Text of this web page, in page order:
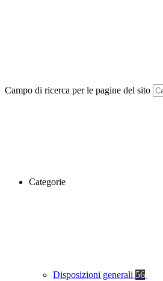
Campo di ricerca per le pagine del sito
Categorie
Disposizioni generali 56